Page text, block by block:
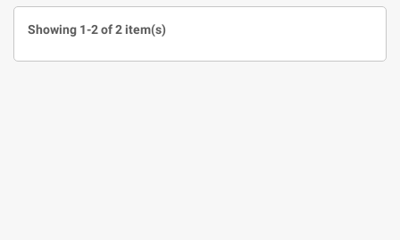
Showing 1-2 of 2 item(s)